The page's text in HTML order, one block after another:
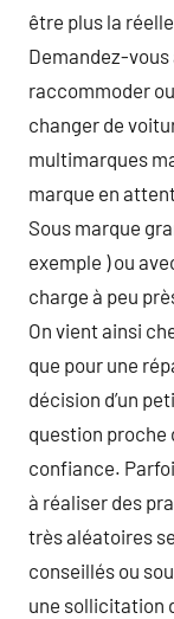
être plus la
Demandez-vous
raccommoder
changer de
multimarques
marque en
Sous marque
exemple ) ou
charge à peu
On vient ainsi
que pour une
décision d’un
question proche
confiance.
à réaliser des
très aléatoires
conseillés ou
une sollicitation